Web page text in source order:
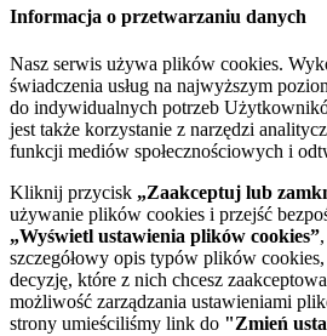
Informacja o przetwarzaniu danych
Nasz serwis używa plików cookies.
świadczenia usług na najwyższym
do indywidualnych potrzeb
jest także korzystanie z narzędzi
funkcji mediów społecznościowych i
Kliknij przycisk „Zaakceptuj lub
używanie plików cookies i przejść
„Wyświetl ustawienia plików cookies”
szczegółowy opis typów plików cookies,
decyzję, które z nich chcesz
możliwość zarządzania ustawieniami
strony umieściliśmy link do "Zmień